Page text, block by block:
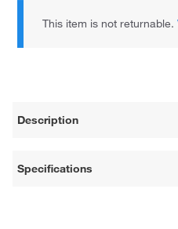
This item is not returnable.
Description
Specifications